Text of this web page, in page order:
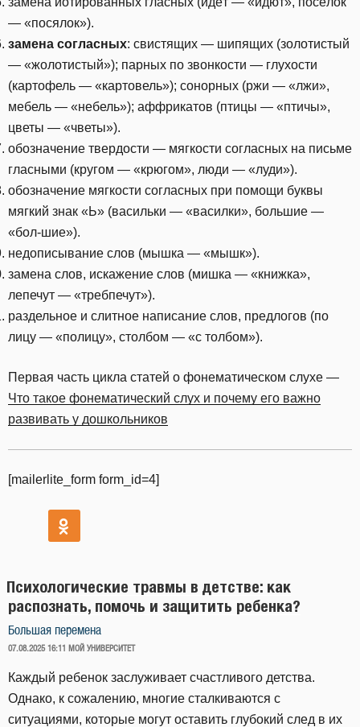
— «посялок»).
замена согласных: свистящих — шипящих (золотистый
— «жолотистый»); парных по звонкости — глухости
(картофель — «картовель»); сонорных (ржи — «лжи»,
мебель — «небель»); аффрикатов (птицы — «птичы»,
цветы — «чветы»).
обозначение твердости — мягкости согласных на письме
гласными (кругом — «крюгом», люди — «луди»).
обозначение мягкости согласных при помощи буквы
мягкий знак «Ь» (васильки — «василки», большие —
«бол-шие»).
недописывание слов (мышка — «мышк»).
замена слов, искажение слов (мишка — «книжка»,
лепечут — «требпечут»).
раздельное и слитное написание слов, предлогов (по
лицу — «полицу», столбом — «с толбом»).
Первая часть цикла статей о фонематическом слухе —
Что такое фонематический слух и почему его важно
развивать у дошкольников
[mailerlite_form form_id=4]
Психологические травмы в детстве: как
распознать, помочь и защитить ребенка?
Большая перемена
ОПУБЛИКОВАНО
07.08.2025 16:11 МОЙ УНИВЕРСИТЕТ
Каждый ребенок заслуживает счастливого детства.
Однако, к сожалению, многие сталкиваются с
ситуациями, которые могут оставить глубокий след в их